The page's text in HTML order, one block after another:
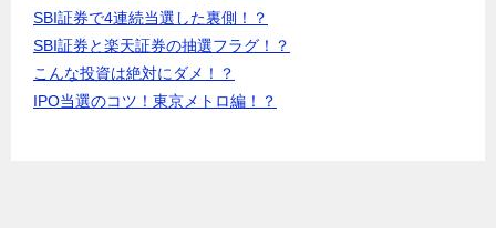
SBI証券で4連続当選した裏側！？
SBI証券と楽天証券の抽選フラグ！？
こんな投資は絶対にダメ！？
IPO当選のコツ！東京メトロ編！？